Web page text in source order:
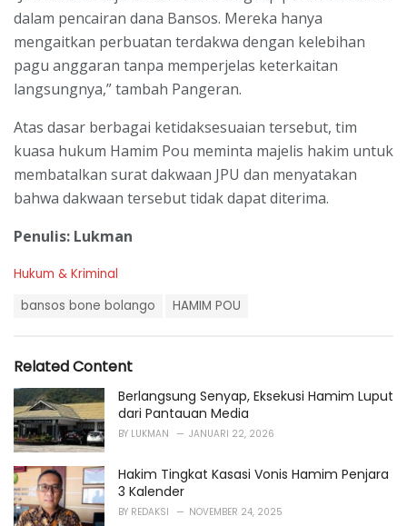
dalam pencairan dana Bansos. Mereka hanya
mengaitkan perbuatan terdakwa dengan kelebihan
pagu anggaran tanpa memperjelas keterkaitan
langsungnya,” tambah Pangeran.
Atas dasar berbagai ketidaksesuaian tersebut, tim
kuasa hukum Hamim Pou meminta majelis hakim untuk
membatalkan surat dakwaan JPU dan menyatakan
bahwa dakwaan tersebut tidak dapat diterima.
Penulis: Lukman
C
r
i
e
s
:
Hukum & Kriminal
:
bansos bone bolango HAMIM POU
Related Content
Berlangsung Senyap, Eksekusi Hamim Luput
dari Pantauan Media
BY LUKMAN JANUARI 22, 2026
Hakim Tingkat Kasasi Vonis Hamim Penjara
3 Kalender
BY REDAKSI NOVEMBER 24, 2025